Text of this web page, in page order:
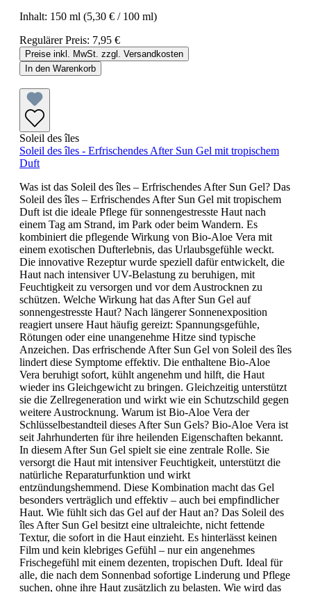
Inhalt: 150 ml (5,30 € / 100 ml)
Regulärer Preis: 7,95 €
Preise inkl. MwSt. zzgl. Versandkosten
In den Warenkorb
Soleil des îles
Soleil des îles - Erfrischendes After Sun Gel mit tropischem
Duft
Was ist das Soleil des îles – Erfrischendes After Sun Gel? Das
Soleil des îles – Erfrischendes After Sun Gel mit tropischem
Duft ist die ideale Pflege für sonnengestresste Haut nach
einem Tag am Strand, im Park oder beim Wandern. Es
kombiniert die pflegende Wirkung von Bio-Aloe Vera mit
einem exotischen Dufterlebnis, das Urlaubsgefühle weckt.
Die innovative Rezeptur wurde speziell dafür entwickelt, die
Haut nach intensiver UV-Belastung zu beruhigen, mit
Feuchtigkeit zu versorgen und vor dem Austrocknen zu
schützen. Welche Wirkung hat das After Sun Gel auf
sonnengestresste Haut? Nach längerer Sonnenexposition
reagiert unsere Haut häufig gereizt: Spannungsgefühle,
Rötungen oder eine unangenehme Hitze sind typische
Anzeichen. Das erfrischende After Sun Gel von Soleil des îles
lindert diese Symptome effektiv. Die enthaltene Bio-Aloe
Vera beruhigt sofort, kühlt angenehm und hilft, die Haut
wieder ins Gleichgewicht zu bringen. Gleichzeitig unterstützt
sie die Zellregeneration und wirkt wie ein Schutzschild gegen
weitere Austrocknung. Warum ist Bio-Aloe Vera der
Schlüsselbestandteil dieses After Sun Gels? Bio-Aloe Vera ist
seit Jahrhunderten für ihre heilenden Eigenschaften bekannt.
In diesem After Sun Gel spielt sie eine zentrale Rolle. Sie
versorgt die Haut mit intensiver Feuchtigkeit, unterstützt die
natürliche Reparaturfunktion und wirkt
entzündungshemmend. Diese Kombination macht das Gel
besonders verträglich und effektiv – auch bei empfindlicher
Haut. Wie fühlt sich das Gel auf der Haut an? Das Soleil des
îles After Sun Gel besitzt eine ultraleichte, nicht fettende
Textur, die sofort in die Haut einzieht. Es hinterlässt keinen
Film und kein klebriges Gefühl – nur ein angenehmes
Frischegefühl mit einem dezenten, tropischen Duft. Ideal für
alle, die nach dem Sonnenbad sofortige Linderung und Pflege
suchen, ohne ihre Haut zusätzlich zu belasten. Wie wird das